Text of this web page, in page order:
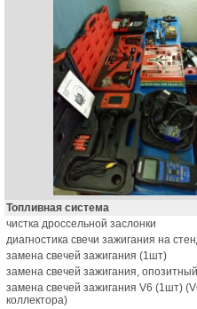
Топливная система
чистка дроссельной заслонки
диагностика свечи зажигания на
замена свечей зажигания (1шт)
замена свечей зажигания,
замена свечей зажигания V6 (1шт)
коллектора)